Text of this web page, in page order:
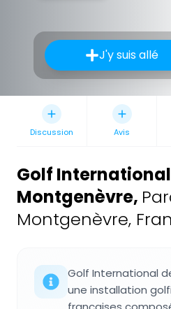
J'y suis allé
Discussion Avis
Golf
Montgenèvre,
Montgenèvre,
Golf International
une installation